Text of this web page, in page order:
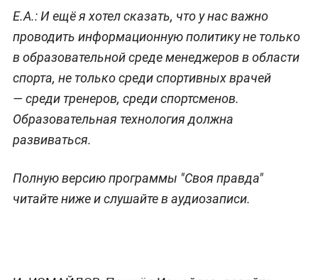
Е.А.: И ещё я хотел сказать, что у нас важно
проводить информационную политику не только
в образовательной среде менеджеров в области
спорта, не только среди спортивных врачей
— среди тренеров, среди спортсменов.
Образовательная технология должна
развиваться.
Полную версию программы "Своя правда"
читайте ниже и слушайте в аудиозаписи.